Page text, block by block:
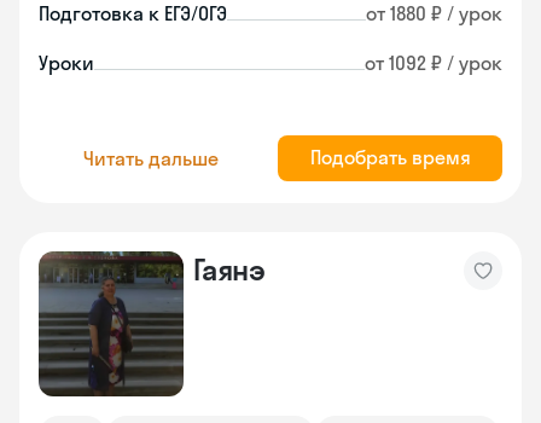
Подготовка к ЕГЭ/ОГЭ от 1880 ₽ / урок
Уроки от 1092 ₽ / урок
Читать дальше Подобрать время
Гаянэ